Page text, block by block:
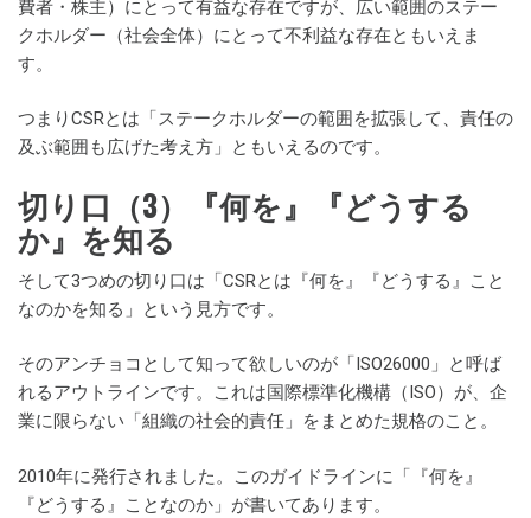
費者・株主）にとって有益な存在ですが、広い範囲のステー
クホルダー（社会全体）にとって不利益な存在ともいえま
す。
つまりCSRとは「ステークホルダーの範囲を拡張して、責任の
及ぶ範囲も広げた考え方」ともいえるのです。
切り口（3）『何を』『どうする
か』を知る
そして3つめの切り口は「CSRとは『何を』『どうする』こと
なのかを知る」という見方です。
そのアンチョコとして知って欲しいのが「ISO26000」と呼ば
れるアウトラインです。これは国際標準化機構（ISO）が、企
業に限らない「組織の社会的責任」をまとめた規格のこと。
2010年に発行されました。このガイドラインに「『何を』
『どうする』ことなのか」が書いてあります。